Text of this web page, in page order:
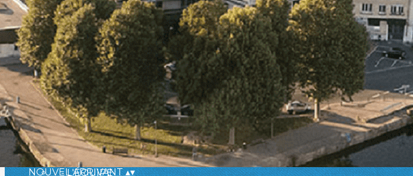
- 🎁 Caen on aime, on partage
- 🎉 Les événements AVF
- Activités et Loisirs
Ajoutez un logo, un bouton, des réseaux sociaux
Cliquez pour éditer
L'ASSOCIATION▴▾
- L'ASSOCIATION
- BROCHURE
- L'ÉQUIPE
NOUVEL ARRIVANT▴▾